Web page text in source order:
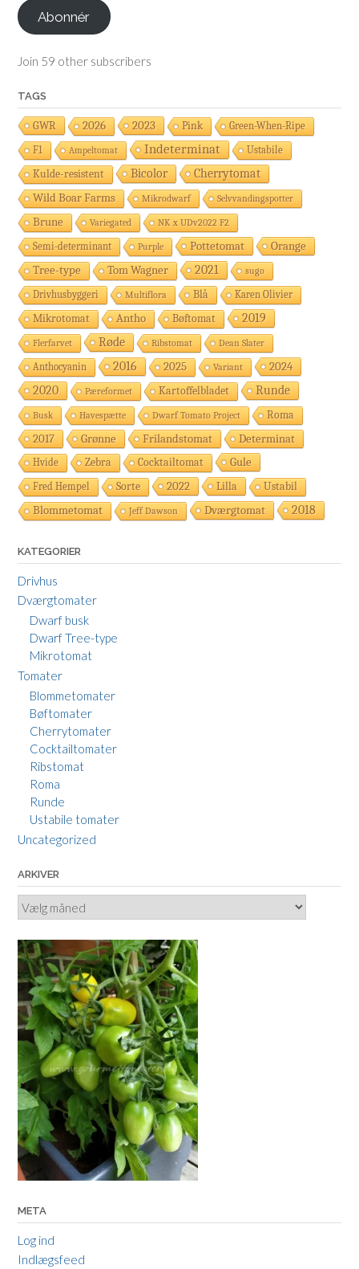
Abonnér
Join 59 other subscribers
TAGS
GWR 2026 2023 Pink
Green-When-Ripe
F1
Ampeltomat Indeterminat
Ustabile
Kulde-resistent
Bicolor Cherrytomat
Wild Boar Farms Mikrodwarf Selvvandingspotter
Brune Variegated NK x UDv2022 F2
Semi-determinant Purple Pottetomat Orange
Tree-type Tom Wagner 2021 sugo
Drivhusbyggeri Multiflora Blå Karen Olivier
Mikrotomat Antho Bøftomat 2019
Flerfarvet Røde Ribstomat Dean Slater
Anthocyanin 2016 2025 Variant
2024
2020
Pæreformet Kartoffelbladet Runde
Busk Havespætte Dwarf Tomato Project Roma
2017 Grønne Frilandstomat Determinat
Hvide Zebra Cocktailtomat Gule
Fred Hempel Sorte 2022 Lilla
Ustabil
Blommetomat
Jeff Dawson Dværgtomat 2018
KATEGORIER
Drivhus
Dværgtomater
Dwarf busk
Dwarf Tree-type
Mikrotomat
Tomater
Blommetomater
Bøftomater
Cherrytomater
Cocktailtomater
Ribstomat
Roma
Runde
Ustabile tomater
Uncategorized
ARKIVER
Arkiver
META
Log ind
Indlægsfeed